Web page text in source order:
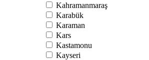
Kahramanmaraş
Karabük
Karaman
Kars
Kastamonu
Kayseri